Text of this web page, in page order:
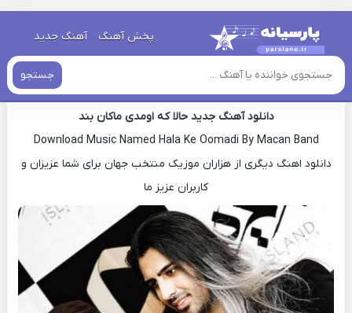
پخش آهنگ آهنگ جدید
جستجو
خانه » دانلود آهنگ جدید
اهنگ ماکان بند حالا که اومدی جدید
دانلود آهنگ جدید حالا که اومدی ماکان بند
Download Music Named Hala Ke Oomadi By Macan Band
دانلود اهنگ دیگری از هزاران موزیک منتخب جهان برای شما عزیزان و
کاربران عزیز ما